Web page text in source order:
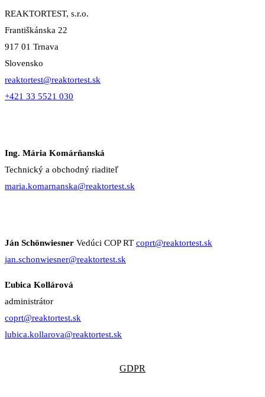
REAKTORTEST, s.r.o.
Františkánska 22
917 01 Trnava
Slovensko
reaktortest@reaktortest.sk
+421 33 5521 030
Ing. Mária Komárňanská
Technický a obchodný riaditeľ
maria.komarnanska@reaktortest.sk
Ján Schönwiesner Vedúci COP RT coprt@reaktortest.sk
jan.schonwiesner@reaktortest.sk
Ľubica Kollárová
administrátor
coprt@reaktortest.sk
lubica.kollarova@reaktortest.sk
GDPR